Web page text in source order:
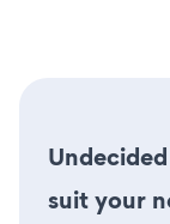
suit your